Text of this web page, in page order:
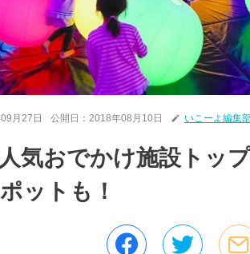
月27日 公開日： 2018年08月10日 いこーよ編集
気おでかけ施設トッ
ットも！